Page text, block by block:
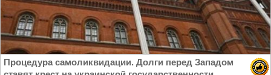
Процедура самоликвидации. Долги перед Западом